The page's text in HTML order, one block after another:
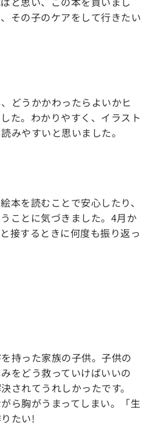
その子のケアをして行きたい
どうかかわったらよいかヒ
た。わかりやすく、イラスト
みやすいと思いました。
本を読むことで安心したり、
ことに気づきました。4月か
接するときに何度も振り返っ
持った家族の子供。子供の
をどう救っていけばいいの
されてうれしかったです。
胸がうまってしまい。「生
たい!